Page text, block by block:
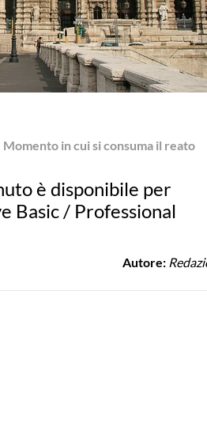
Momento in cui si consuma il reato
è disponibile per
Basic / Professional
Autore: